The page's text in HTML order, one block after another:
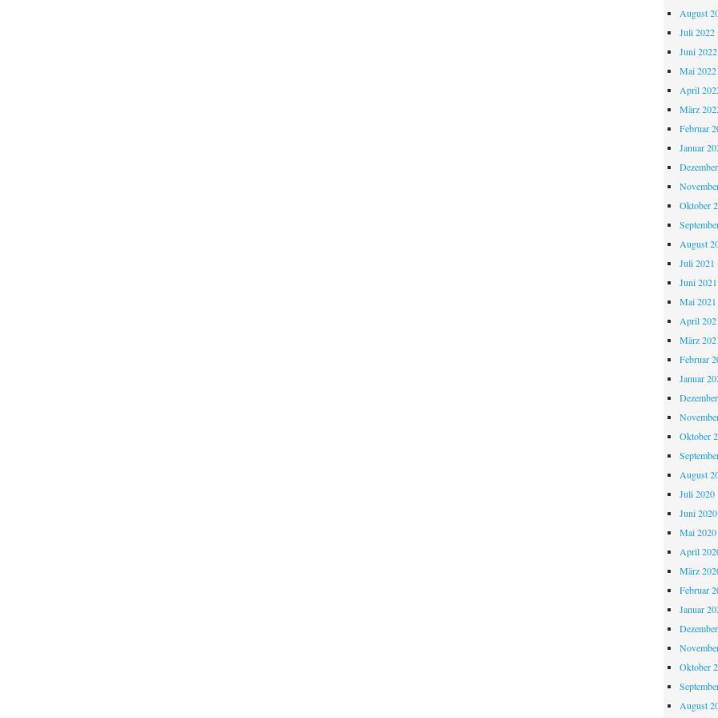
August
Juli 2022
Juni 2022
Mai 2022
April
März
Februar
Januar
Oktober
August
Juli 2021
Juni 2021
Mai 2021
April
März
Februar
Januar
Oktober
August
Juli 2020
Juni 2020
Mai 2020
April
März
Februar
Januar
Oktober
August